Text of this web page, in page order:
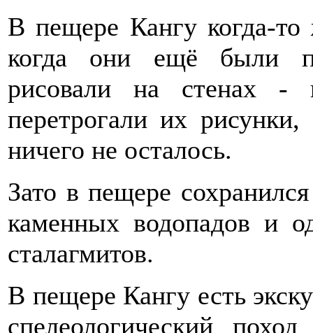
В пещере Кангу когда-
когда они ещё были
рисовали на стенах
перетрогали их
ничего не осталось.
Зато в пещере
каменных водопадов и
сталагмитов.
В пещере Кангу есть
спелеологический